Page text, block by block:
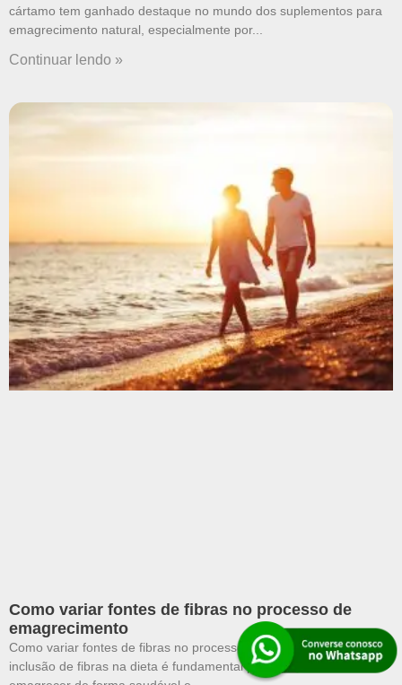
cártamo tem ganhado destaque no mundo dos suplementos para
emagrecimento natural, especialmente por
Continuar lendo »
Como variar fontes de fibras no processo de
emagrecimento
Como variar fontes de fibras no processo de emagrecimento A
inclusão de fibras na dieta é fundamental para quem busca